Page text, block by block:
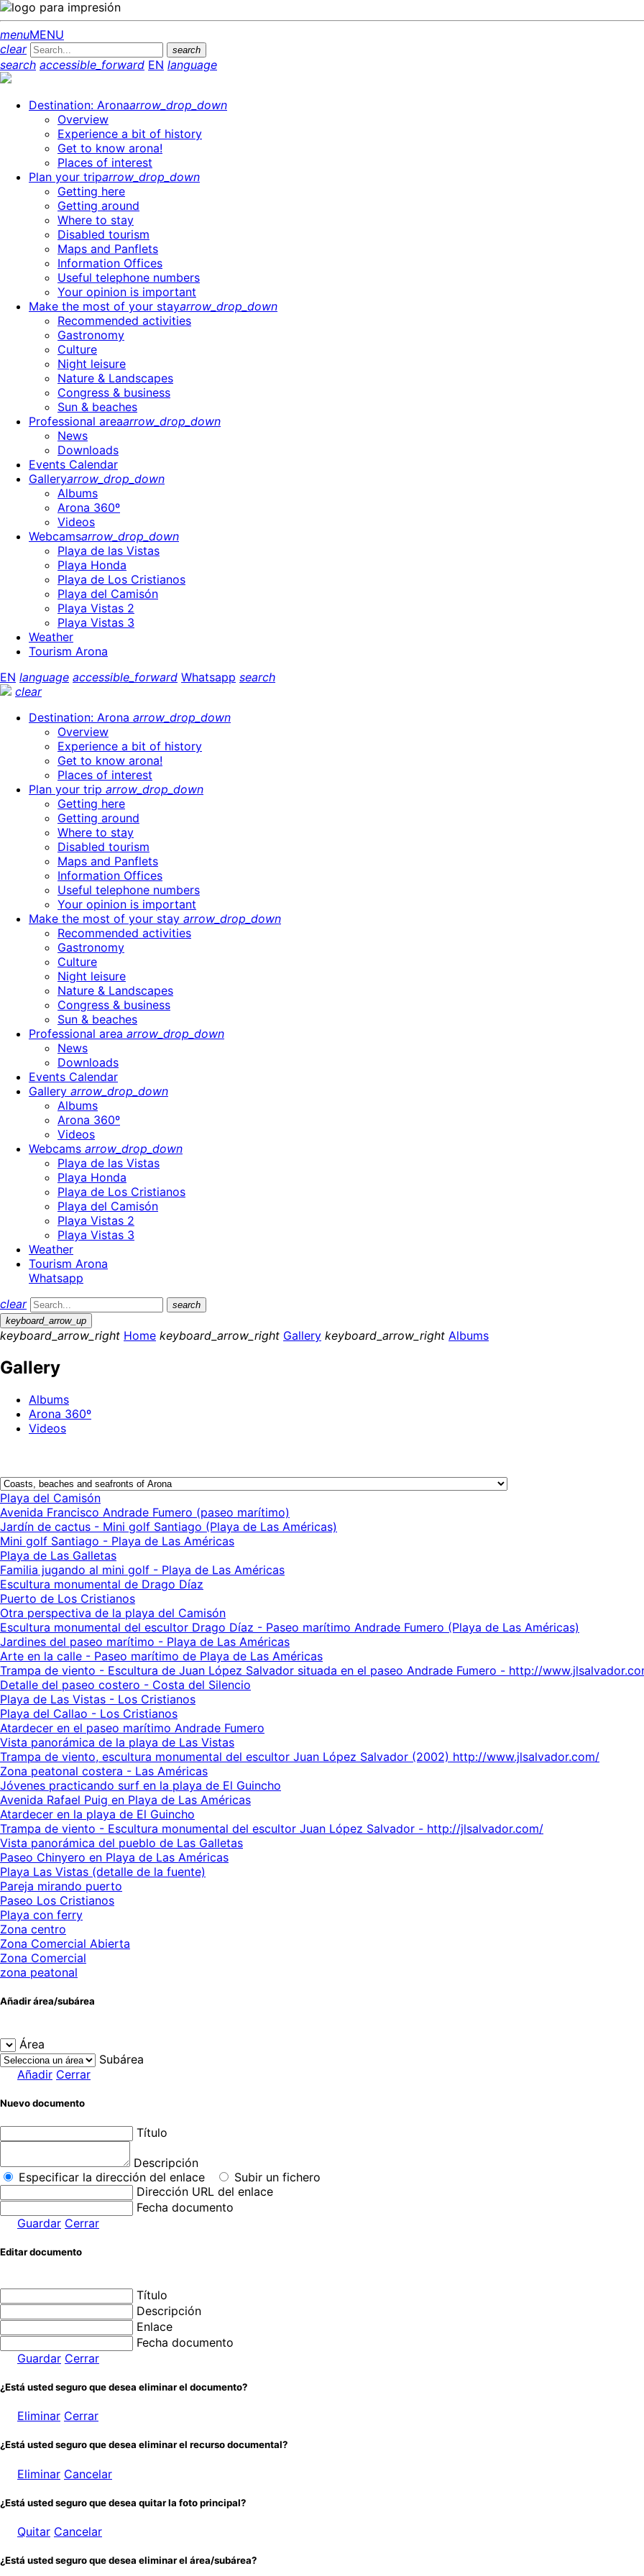
menuMENU
clear
search
search accessible_forward EN language
Destination: Aronaarrow_drop_down
Overview
Experience a bit of history
Get to know arona!
Places of interest
Plan your triparrow_drop_down
Getting here
Getting around
Where to stay
Disabled tourism
Maps and Panflets
Information Offices
Useful telephone numbers
Your opinion is important
Make the most of your stayarrow_drop_down
Recommended activities
Gastronomy
Culture
Night leisure
Nature & Landscapes
Congress & business
Sun & beaches
Professional areaarrow_drop_down
News
Downloads
Events Calendar
Galleryarrow_drop_down
Albums
Arona 360º
Videos
Webcamsarrow_drop_down
Playa de las Vistas
Playa Honda
Playa de Los Cristianos
Playa del Camisón
Playa Vistas 2
Playa Vistas 3
Weather
Tourism Arona
EN language accessible_forward Whatsapp search
clear
Destination: Arona arrow_drop_down
Overview
Experience a bit of history
Get to know arona!
Places of interest
Plan your trip arrow_drop_down
Getting here
Getting around
Where to stay
Disabled tourism
Maps and Panflets
Information Offices
Useful telephone numbers
Your opinion is important
Make the most of your stay arrow_drop_down
Recommended activities
Gastronomy
Culture
Night leisure
Nature & Landscapes
Congress & business
Sun & beaches
Professional area arrow_drop_down
News
Downloads
Events Calendar
Gallery arrow_drop_down
Albums
Arona 360º
Videos
Webcams arrow_drop_down
Playa de las Vistas
Playa Honda
Playa de Los Cristianos
Playa del Camisón
Playa Vistas 2
Playa Vistas 3
Weather
Tourism Arona
Whatsapp
clear
search
keyboard_arrow_up
keyboard_arrow_right Home keyboard_arrow_right Gallery keyboard_arrow_right Albums
Gallery
Albums
Arona 360º
Videos
Playa del Camisón
Avenida Francisco Andrade Fumero (paseo marítimo)
Jardín de cactus - Mini golf Santiago (Playa de Las Américas)
Mini golf Santiago - Playa de Las Américas
Playa de Las Galletas
Familia jugando al mini golf - Playa de Las Américas
Escultura monumental de Drago Díaz
Puerto de Los Cristianos
Otra perspectiva de la playa del Camisón
Escultura monumental del escultor Drago Díaz - Paseo marítimo Andrade Fumero (Playa de Las Américas)
Jardines del paseo marítimo - Playa de Las Américas
Arte en la calle - Paseo marítimo de Playa de Las Américas
Trampa de viento - Escultura de Juan López Salvador situada en el paseo Andrade Fumero - http://
Detalle del paseo costero - Costa del Silencio
Playa de Las Vistas - Los Cristianos
Playa del Callao - Los Cristianos
Atardecer en el paseo marítimo Andrade Fumero
Vista panorámica de la playa de Las Vistas
Trampa de viento, escultura monumental del escultor Juan López Salvador (2002) http://www.jlsalvador.com/
Zona peatonal costera - Las Américas
Jóvenes practicando surf en la playa de El Guincho
Avenida Rafael Puig en Playa de Las Américas
Atardecer en la playa de El Guincho
Trampa de viento - Escultura monumental del escultor Juan López Salvador - http://jlsalvador.com/
Vista panorámica del pueblo de Las Galletas
Paseo Chinyero en Playa de Las Américas
Playa Las Vistas (detalle de la fuente)
Pareja mirando puerto
Paseo Los Cristianos
Playa con ferry
Zona centro
Zona Comercial Abierta
Zona Comercial
zona peatonal
Añadir área/subárea
Área
Subárea
Añadir Cerrar
Nuevo documento
Título
Descripción
Especificar la dirección del enlace
Subir un fichero
Dirección URL del enlace
Fecha documento
Guardar Cerrar
Editar documento
Título
Descripción
Enlace
Fecha documento
Guardar Cerrar
¿Está usted seguro que desea eliminar el documento?
Eliminar Cerrar
¿Está usted seguro que desea eliminar el recurso documental?
Eliminar Cancelar
¿Está usted seguro que desea quitar la foto principal?
Quitar Cancelar
¿Está usted seguro que desea eliminar el área/subárea?